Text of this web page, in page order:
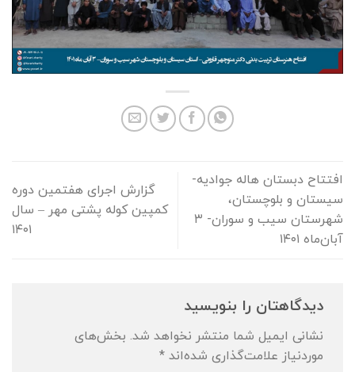
افتتاح دبستان هاله جوادیه-
سیستان و بلوچستان،
شهرستان سیب و سوران- ۳
آبان‌ماه ۱۴۰۱
گزارش اجرای هفتمین دوره
کمپین کوله پشتی مهر – سال
۱۴۰۱
دیدگاهتان را بنویسید
نشانی ایمیل شما منتشر نخواهد شد. بخش‌های
موردنیاز علامت‌گذاری شده‌اند *